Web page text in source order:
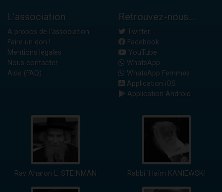
L'association
A propos de l'association
Faire un don !
Mentions légales
Nous contacter
Aide (FAQ)
Retrouvez-nous...
Twitter
Facebook
YouTube
WhatsApp
WhatsApp Femmes
Application iOS
Application Android
Rav Aharon L. STEINMAN Rabbi 'Haïm KANIEWSKI